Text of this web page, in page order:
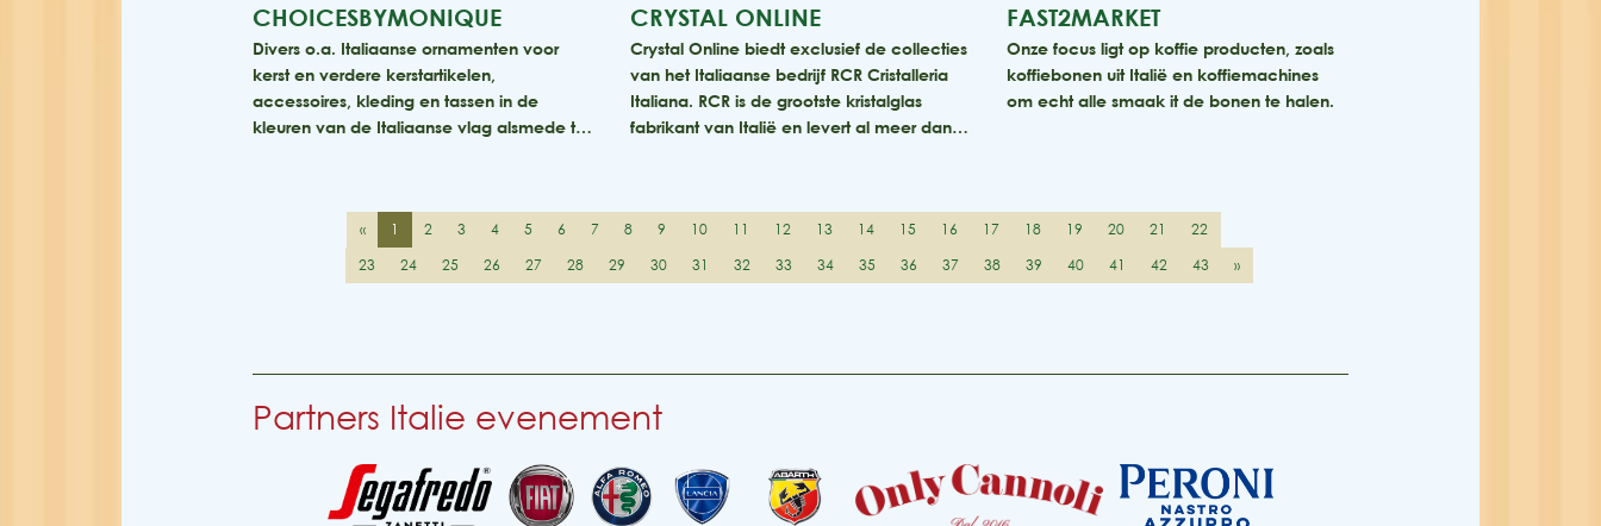
CHOICESBYMONIQUE
Divers o.a. Italiaanse ornamenten voor
kerst en verdere kerstartikelen,
accessoires, kleding en tassen in de
kleuren van de Italiaanse vlag alsmede t…
CRYSTAL ONLINE
Crystal Online biedt exclusief de collecties
van het Italiaanse bedrijf RCR Cristalleria
Italiana. RCR is de grootste kristalglas
fabrikant van Italië en levert al meer dan…
FAST2MARKET
Onze focus ligt op koffie producten, zoals
koffiebonen uit Italië en koffiemachines
om echt alle smaak it de bonen te halen.
« 1 2 3 4 5 6 7 8 9 10 11 12 13 14 15 16 17 18 19 20 21
22
23
24 25 26 27 28 29 30 31 32 33 34 35 36 37 38 39 40 41 42 43 »
Partners Italie evenement